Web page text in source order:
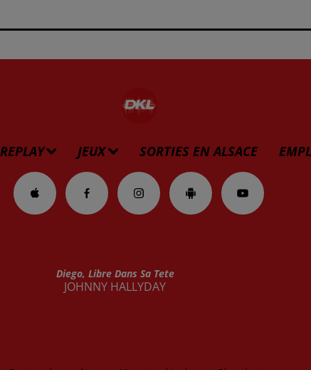
REPLAY JEUX SORTIES EN ALSACE
Diego, Libre Dans Sa Tete
JOHNNY HALLYDAY